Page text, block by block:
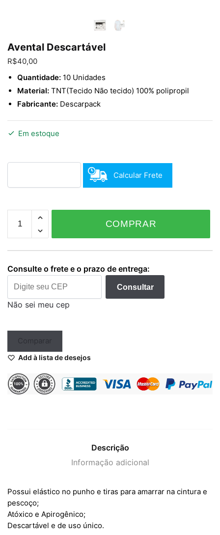
Avental Descartável
R$40,00
Quantidade: 10 Unidades
Material: TNT(Tecido Não tecido) 100% polipropil
Fabricante: Descarpack
Em estoque
Calcular Frete
Descartável
quantidade
COMPRAR
Consulte o frete e o prazo de entrega:
Consultar
Não sei meu cep
Comparar
Add à lista de desejos
Descrição
Informação adicional
Possui elástico no punho e tiras para amarrar na cintura e
pescoço;
Atóxico e Apirogênico;
Descartável e de uso único.